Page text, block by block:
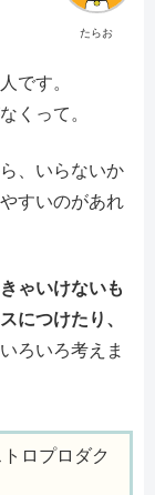
たらお
です。
くって。
、いらないか
すいのがあれ
ゃいけないも
につけたり、
ろいろ考えま
ロプロダク